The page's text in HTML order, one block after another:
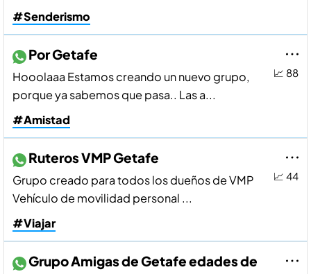
#Senderismo
📈 88
Por Getafe
Hooolaaa Estamos creando un nuevo grupo,
porque ya sabemos que pasa.. Las a...
#Amistad
📈 44
Ruteros VMP Getafe
Grupo creado para todos los dueños de VMP
Vehículo de movilidad personal ...
#Viajar
Grupo Amigas de Getafe edades de